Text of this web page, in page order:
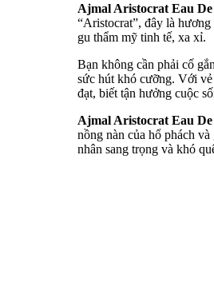
Ajmal Aristocrat Eau
“Aristocrat”, đây là
gu thẩm mỹ tinh tế, xa xỉ.
Bạn không cần phải cố
sức hút khó cưỡng. Với vẻ
đạt, biết tận hưởng cuộc
Ajmal Aristocrat Eau
nồng nàn của hổ phách
nhân sang trọng và khó